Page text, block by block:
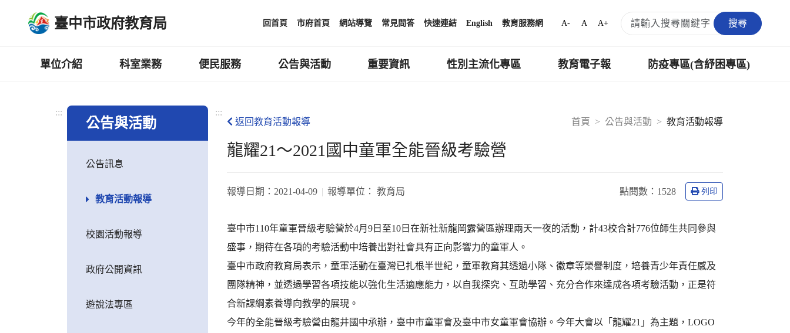
臺中市政府教育局 回首頁 市府首頁 網站導覽 常見問答 快速連結 English 教育服務網 A- A A+ 搜尋
單位介紹 科室業務 便民服務 公告與活動 重要資訊 性別主流化專區 教育電子報 防疫專區(含紓困專區)
:::
公告與活動
公告訊息
教育活動報導
校園活動報導
政府公開資訊
遊說法專區
:::
首頁
公告與活動 教育活動報導
返回教育活動報導
龍耀21～2021國中童軍全能晉級考驗營
報導日期： 2021-04-09 報導單位： 教育局 點閱數： 1528 列印
臺中市110年童軍晉級考驗營於4月9日至10日在新社新龍岡露營區辦理兩天一夜的活動，計43校合計776位師生共同參與
盛事，期待在各項的考驗活動中培養出對社會具有正向影響力的童軍人。
臺中市政府教育局表示，童軍活動在臺灣已扎根半世紀，童軍教育其透過小隊、徽章等榮譽制度，培養青少年責任感及
團隊精神，並透過學習各項技能以強化生活適應能力，以自我探究、互助學習、充分合作來達成各項考驗活動，正是符
合新課綱素養導向教學的展現。
今年的全能晉級考驗營由龍井國中承辦，臺中市童軍會及臺中市女童軍會協辦。今年大會以「龍耀21」為主題，LOGO